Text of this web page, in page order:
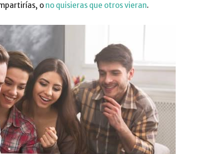
o no quisieras que otros vieran.